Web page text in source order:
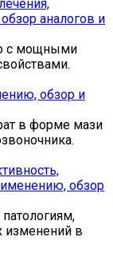
аналогов и
с мощными
обзор и
в форме мази
обзор
изменений в